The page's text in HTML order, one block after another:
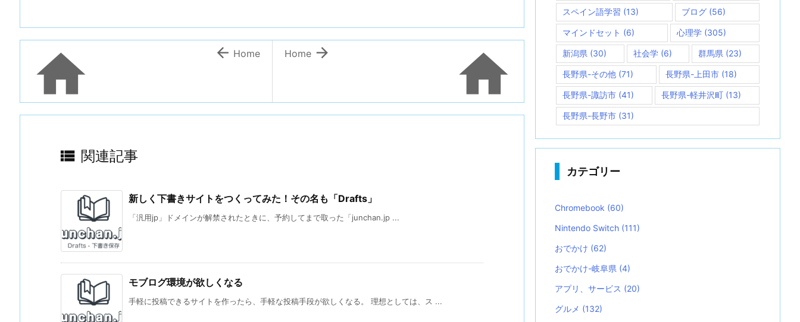


Home
  Home
 関連記事
新しく下書きサイトをつくってみた！その名も「Drafts」
「汎用jp」ドメインが解禁されたときに、予約してまで取った「junchan.jp ...
モブログ環境が欲しくなる
手軽に投稿できるサイトを作ったら、手軽な投稿手段が欲しくなる。 理想としては、ス ...
スペイン語学習 (13) ブログ (56)
マインドセット (6) 心理学 (305)
新潟県 (30) 社会学(6) 群馬県 (23)
長野県-その他 (71) 長野県-上田市(18)
長野県-諏訪市 (41) 長野県-軽井沢町 (13)
長野県-長野市 (31)
カテゴリー
Chromebook (60)
Nintendo Switch (111)
おでかけ (62)
おでかけ-岐阜県 (4)
アプリ、サービス (20)
グルメ (132)